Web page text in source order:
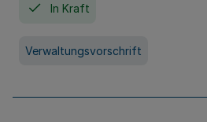
In Kraft
Verwaltungsvorschrift